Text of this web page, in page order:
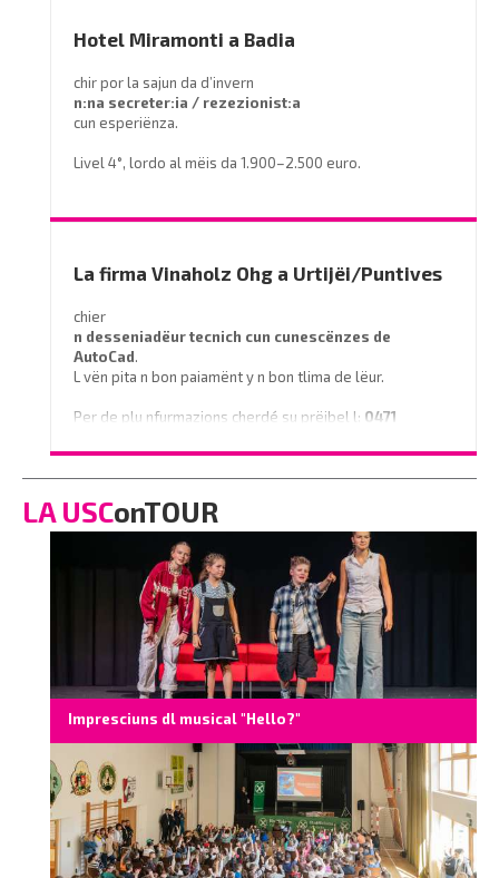
Hotel Miramonti a Badia
chir por la sajun da d’invern
n:na secreter:ia / rezezionist:a
cun esperiënza.
Livel 4°, lordo al mëis da 1.900–2.500 euro.
info@miramontihotel.it
o telefoné al
La firma Vinaholz Ohg a Urtijëi/Puntives
chier
n desseniadëur tecnich cun cunescënzes de
AutoCad.
L vën pita n bon paiamënt y n bon tlima de lëur.
Per de plu nfurmazions cherdé su prëibel l: 0471
o scrì na e-mail a
info@vinaholz.com
LA USConTOUR
Impresciuns dl musical "Hello?"